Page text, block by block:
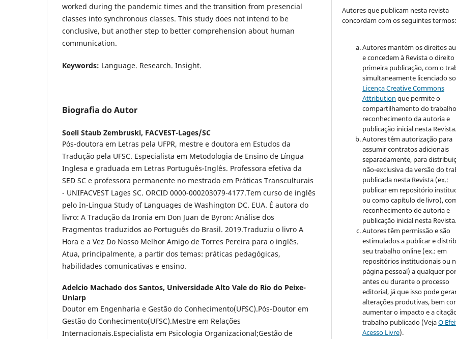
worked during the pandemic times and the transition from presencial
classes into synchronous classes. This study does not intend to be
conclusive, but another step to better comprehension about human
communication.
Keywords: Language. Research. Insight.
Biografia do Autor
Soeli Staub Zembruski, FACVEST-Lages/SC
Pós-doutora em Letras pela UFPR, mestre e doutora em Estudos da
Tradução pela UFSC. Especialista em Metodologia de Ensino de Língua
Inglesa e graduada em Letras Português-Inglês. Professora efetiva da
SED SC e professora permanente no mestrado em Práticas Transculturais
- UNIFACVEST Lages SC. ORCID 0000-000203079-4177.Tem curso de inglês
pelo In-Lingua Study of Languages de Washington DC. EUA. É autora do
livro: A Tradução da Ironia em Don Juan de Byron: Análise dos
Fragmentos traduzidos ao Português do Brasil. 2019.Traduziu o livro A
Hora e a Vez Do Nosso Melhor Amigo de Torres Pereira para o inglês.
Atua, principalmente, a partir dos temas: práticas pedagógicas,
habilidades comunicativas e ensino.
Adelcio Machado dos Santos, Universidade Alto Vale do Rio do Peixe-
Uniarp
Doutor em Engenharia e Gestão do Conhecimento(UFSC).Pós-Doutor em
Gestão do Conhecimento(UFSC).Mestre em Relações
Internacionais.Especialista em Psicologia Organizacional;Gestão de
Autores que publicam nesta revista
concordam com os seguintes termos:
Autores mantém os direitos
e concedem à Revista o direito
primeira publicação, com o
simultaneamente licenciado
Licença Creative Commons
Attribution que permite o
compartilhamento do
reconhecimento da autoria e
publicação inicial nesta Revista.
Autores têm autorização para
assumir contratos adicionais
separadamente, para
não-exclusiva da versão do
publicada nesta Revista (ex.:
publicar em repositório
ou como capítulo de livro),
reconhecimento de autoria e
publicação inicial nesta Revista.
Autores têm permissão e são
estimulados a publicar e
seu trabalho online (ex.: em
repositórios institucionais ou
página pessoal) a qualquer
antes ou durante o processo
editorial, já que isso pode
alterações produtivas, bem
aumentar o impacto e a
trabalho publicado (VejaO
Acesso Livre).